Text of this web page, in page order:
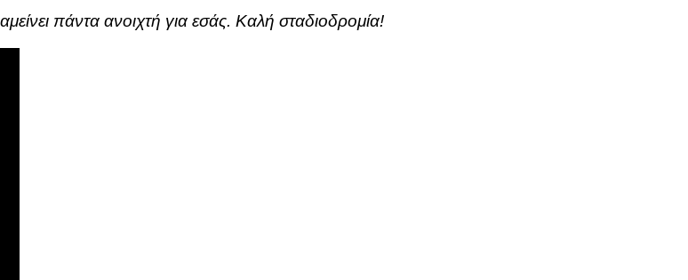
πάντα ανοιχτή για εσάς. Καλή σταδιοδρομία!